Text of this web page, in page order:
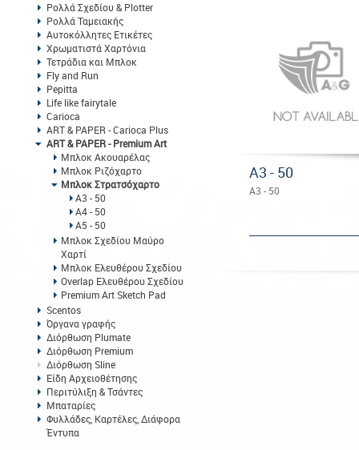
Ρολλά Σχεδίου & Plotter
Ρολλά Ταμειακής
Αυτοκόλλητες Ετικέτες
Χρωματιστά Χαρτόνια
Τετράδια και Μπλοκ
Fly and Run
Pepitta
Life like fairytale
Carioca
ART & PAPER - Carioca Plus
ART & PAPER - Premium Art
Μπλοκ Ακουαρέλας
Μπλοκ Ριζόχαρτο
Μπλοκ Στρατσόχαρτο
Α3 - 50
Α4 - 50
Α5 - 50
Μπλοκ Σχεδίου Μαύρο
Χαρτί
Μπλοκ Ελευθέρου Σχεδίου
Overlap Ελευθέρου Σχεδίου
Premium Art Sketch Pad
Scentos
Όργανα γραφής
Διόρθωση Plumate
Διόρθωση Premium
Διόρθωση Sline
Είδη Αρχειοθέτησης
Περιτύλιξη & Τσάντες
Μπαταρίες
Φυλλάδες, Καρτέλες, Διάφορα
Έντυπα
Α3 - 50
Α3 - 50